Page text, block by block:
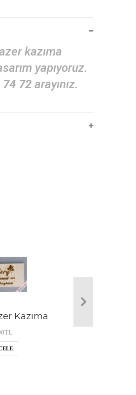
kazıma
yapıyoruz.
74 72 arayınız.
Kazıma